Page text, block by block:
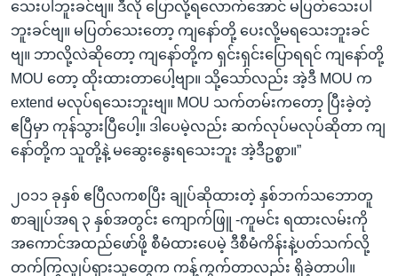
သေးပါဘူးခင်ဗျ။ ဒီလို ပြောလို့ရလောက်အောင် မပြတ်သေးပါ
ဘူးခင်ဗျ။ မပြတ်သေးတော့ ကျနော်တို့ ပေးလို့မရသေးဘူးခင်
ဗျ။ ဘာလို့လဲဆိုတော့ ကျနော်တို့က ရှင်းရှင်းပြောရရင် ကျနော်တို့
MOU တော့ ထိုးထားတာပေါ့ဗျာ။ သို့သော်လည်း အဲ့ဒီ MOU က
extend မလုပ်ရသေးဘူးဗျ။ MOU သက်တမ်းကတော့ ပြီးခဲ့တဲ့
ဧပြီမှာ ကုန်သွားပြီပေါ့။ ဒါပေမဲ့လည်း ဆက်လုပ်မလုပ်ဆိုတာ ကျ
နော်တို့က သူတို့နဲ့ မဆွေးနွေးရသေးဘူး အဲ့ဒီဥစ္စာ။”
၂ဝ၁၁ ခုနှစ် ဧပြီလကစပြီး ချုပ်ဆိုထားတဲ့ နှစ်ဘက်သဘောတူ
စာချုပ်အရ ၃ နှစ်အတွင်း ကျောက်ဖြူ -ကူမင်း ရထားလမ်းကို
အကောင်အထည်ဖော်ဖို့ စီမံထားပေမဲ့ ဒီစီမံကိန်းနဲ့ပတ်သက်လို့
တက်ကြွလှုုပ်ရှားသူတွေက ကန့်ကွက်တာလည်း ရှိခဲ့တာပါ။